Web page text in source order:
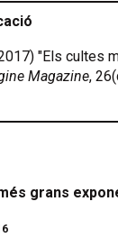
"Els cultes
Magazine,
grans